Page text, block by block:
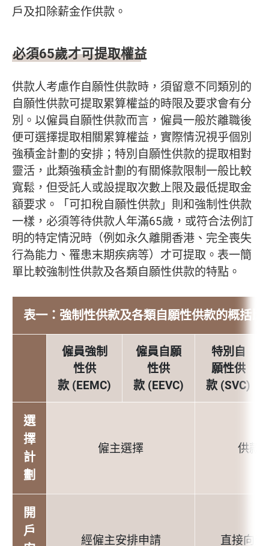
戶及扣除薪金作供款。
必須65歲才可提取權益
供款人考慮作自願性供款時，須留意不同類別的
自願性供款可提取累算權益的時限及要求會有分
別。以僱員自願性供款而言，僱員一般於離職後
便可選擇提取相關累算權益，實際情況視乎個別
強積金計劃的安排；特別自願性供款的提取相對
靈活，此類強積金計劃的有關條款限制一般比較
寬鬆，但受託人或設提取次數上限及最低提取金
額要求。「可扣稅自願性供款」則和強制性供款
一樣，必須等待供款人年滿65歲，或符合法例訂
明的特定情況時（例如永久離開香港、完全喪失
行為能力、罹患末期疾病等）才可提取。表一簡
單比較強制性供款及各類自願性供款的特點。
表一：強制性供款及各類自願性供款的概括比
僱員強制
性供
款 (EEMC)
僱員自願
性供
款 (EEVC)
特別自
願性供
款 (SVC)
選
擇
計
劃
僱主選擇 供款
開
戶
經僱主安排申請 直接向